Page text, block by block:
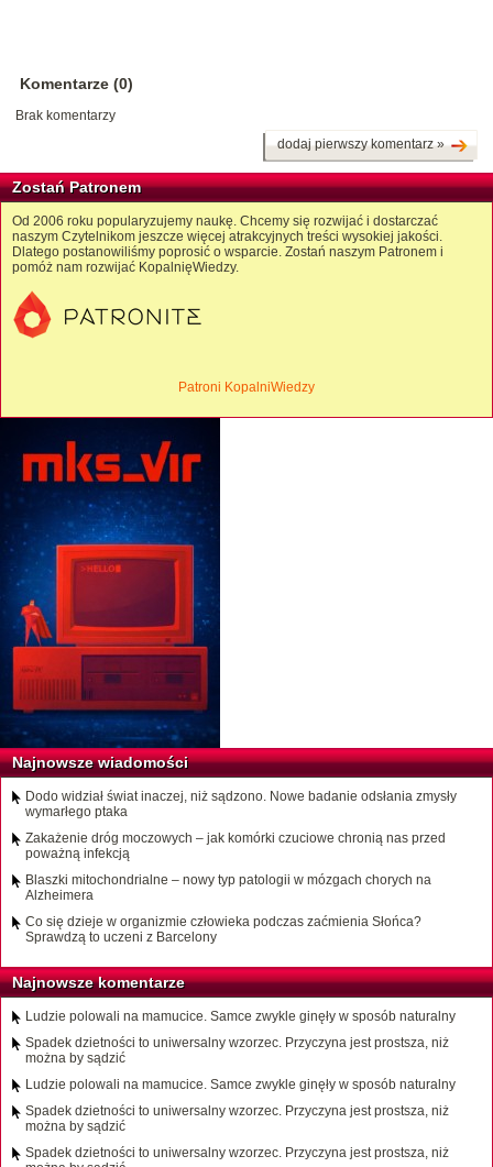
Komentarze (0)
Brak komentarzy
dodaj pierwszy komentarz »
Zostań Patronem
Od 2006 roku popularyzujemy naukę. Chcemy się rozwijać i dostarczać
naszym Czytelnikom jeszcze więcej atrakcyjnych treści wysokiej jakości.
Dlatego postanowiliśmy poprosić o wsparcie. Zostań naszym Patronem i
pomóż nam rozwijać KopalnięWiedzy.
Patroni KopalniWiedzy
Najnowsze wiadomości
Dodo widział świat inaczej, niż sądzono. Nowe badanie odsłania zmysły
wymarłego ptaka
Zakażenie dróg moczowych – jak komórki czuciowe chronią nas przed
poważną infekcją
Blaszki mitochondrialne – nowy typ patologii w mózgach chorych na
Alzheimera
Co się dzieje w organizmie człowieka podczas zaćmienia Słońca?
Sprawdzą to uczeni z Barcelony
Najnowsze komentarze
Ludzie polowali na mamucice. Samce zwykle ginęły w sposób naturalny
Spadek dzietności to uniwersalny wzorzec. Przyczyna jest prostsza, niż
można by sądzić
Ludzie polowali na mamucice. Samce zwykle ginęły w sposób naturalny
Spadek dzietności to uniwersalny wzorzec. Przyczyna jest prostsza, niż
można by sądzić
Spadek dzietności to uniwersalny wzorzec. Przyczyna jest prostsza, niż